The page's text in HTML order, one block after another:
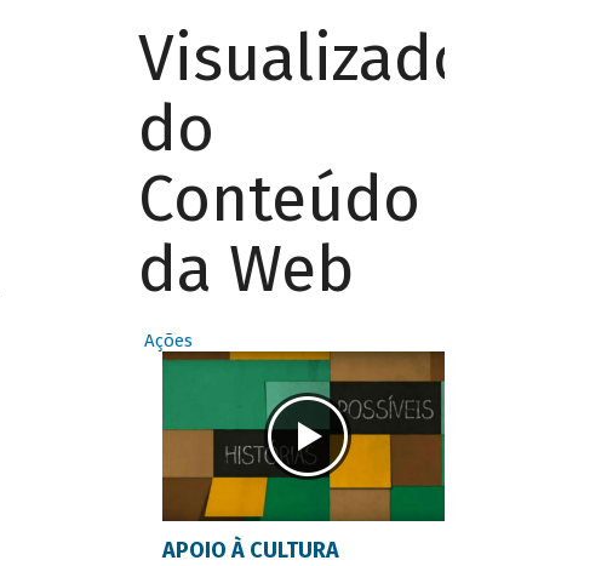
Visualizador
do
Conteúdo
da Web
Ações
APOIO À CULTURA